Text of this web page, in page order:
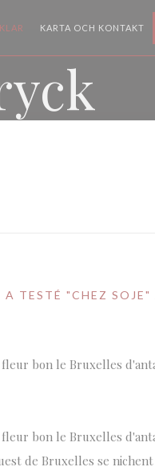
KARTA OCH KONTAKT
TESTÉ "CHEZ SOJE"
bon le Bruxelles
bon le Bruxelles
de Bruxelles se